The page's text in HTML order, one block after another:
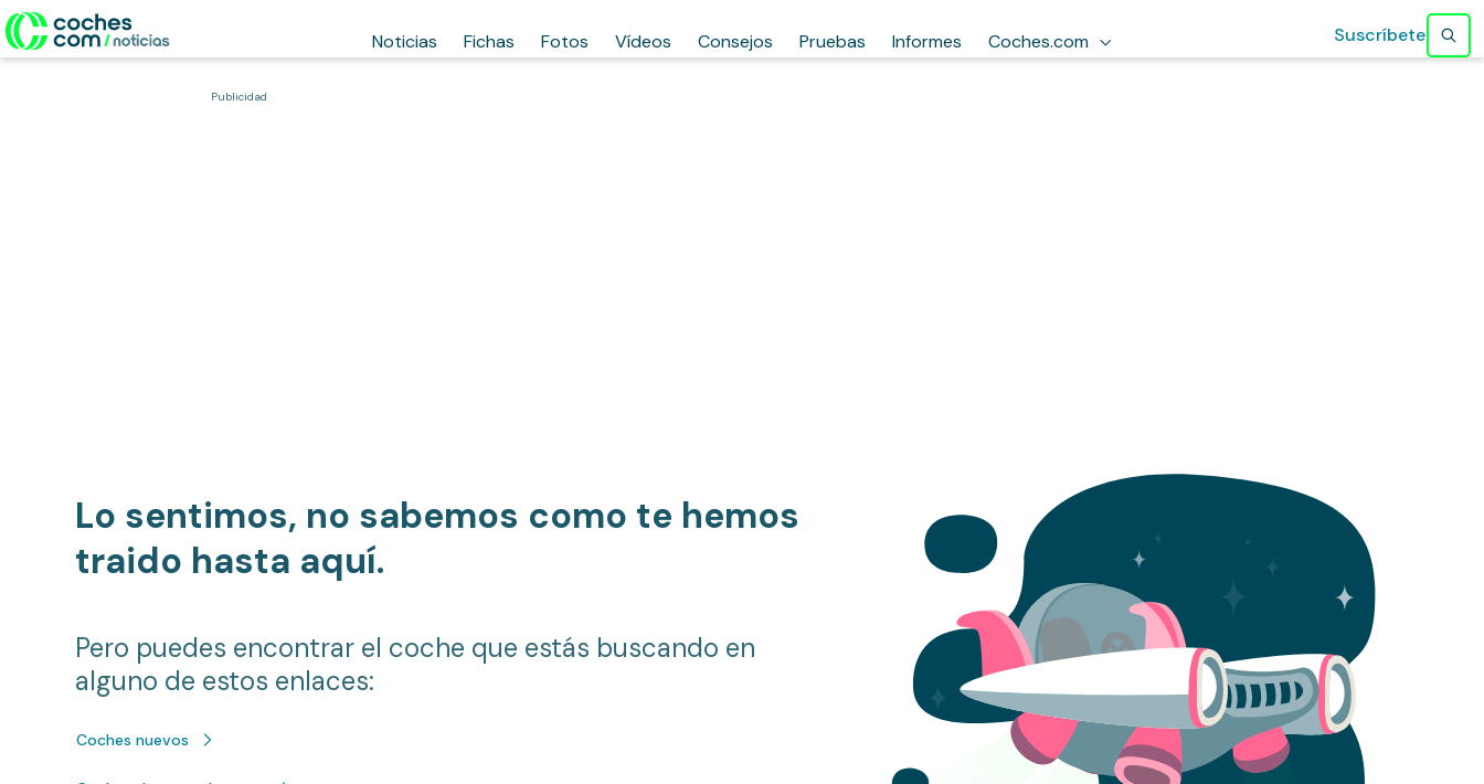
Noticias Fichas Fotos Vídeos Consejos Pruebas Informes Coches.com Suscríbete
Publicidad
Lo sentimos, no sabemos como te hemos
traido hasta aquí.
Pero puedes encontrar el coche que estás buscando en
alguno de estos enlaces:
Coches nuevos